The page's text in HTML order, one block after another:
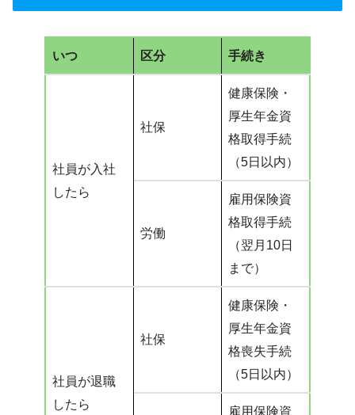
いつ 区分 手続き
社員が入社
したら
社保
健康保険・
厚生年金資
格取得手続
（5日以内）
労働
雇用保険資
格取得手続
（翌月10日
まで）
社員が退職
したら
社保
健康保険・
厚生年金資
格喪失手続
（5日以内）
雇用保険資